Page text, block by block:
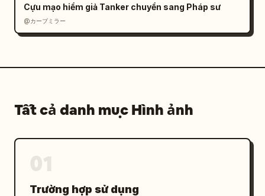
Cựu mạo hiểm giả Tanker chuyển sang Pháp sư
@カーブミラー
Tất cả danh mục Hình ảnh
Trường hợp sử dụng